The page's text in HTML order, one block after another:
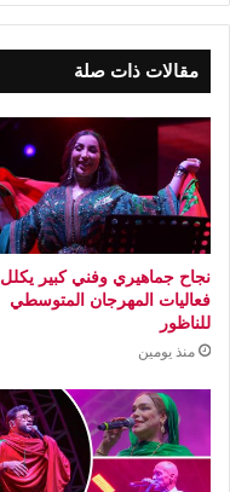
مقالات ذات صلة
نجاح جماهيري وفني كبير يكلل
فعاليات المهرجان المتوسطي
للناظور
منذ يومين